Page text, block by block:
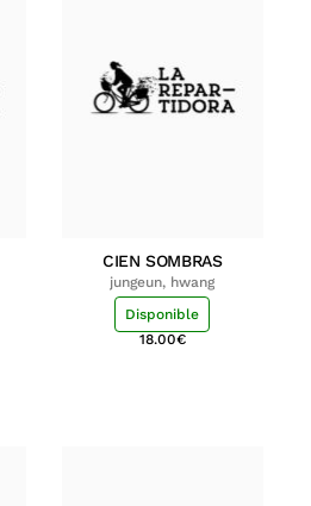
CIEN SOMBRAS
jungeun, hwang
Disponible
18.00€